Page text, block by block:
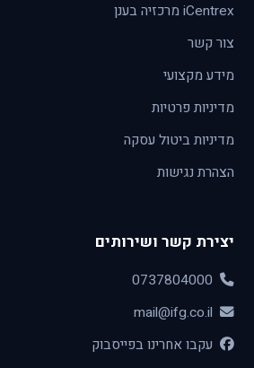
iCentrex מרכזיה בענן
צור קשר
מידע מקצועי
מדיניות פרטיות
מדיניות ביטול עסקה
הצהרת נגישות
יצירת קשר ושירותים
0737804000
mail@ifg.co.il
עקבו אחרינו בפייסבוק